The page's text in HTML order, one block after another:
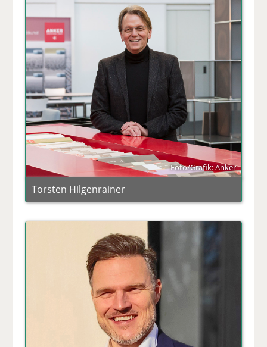
Foto/Grafik: Anker
Torsten Hilgenrainer